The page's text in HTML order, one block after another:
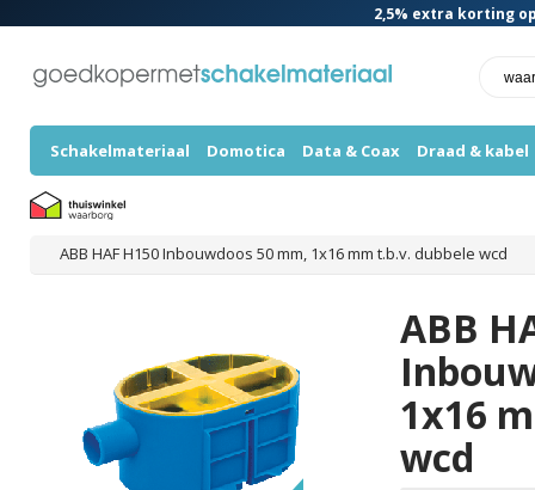
2,5% extra korting
Schakelmateriaal Domotica Data & Coax Draad & kabel
ABB HAF H150 Inbouwdoos 50 mm, 1x16 mm t.b.v. dubbele wcd
ABB
1x16
wcd